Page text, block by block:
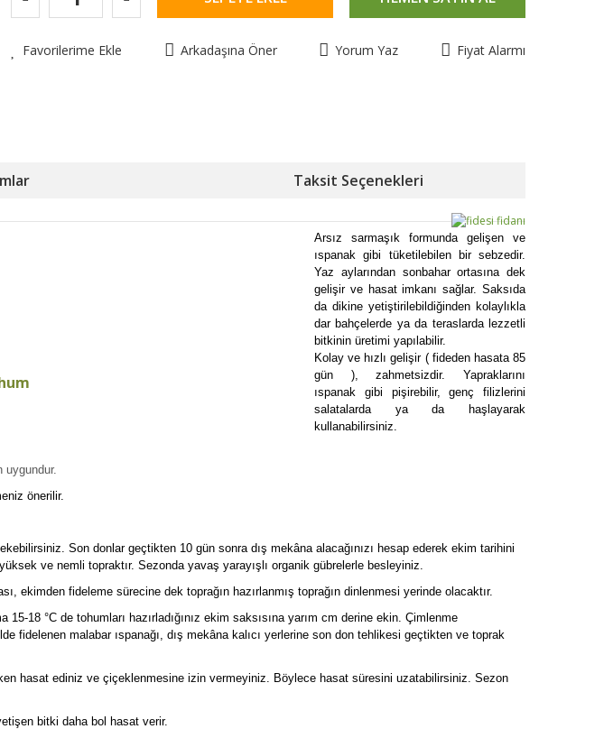
Favorilerime Ekle Arkadaşına Öner Yorum Yaz Fiyat Alarmı
Taksit Seçenekleri
Arsız sarmaşık formunda gelişen ve
ıspanak gibi tüketilebilen bir sebzedir.
Yaz aylarından sonbahar ortasına dek
gelişir ve hasat imkanı sağlar. Saksıda
da dikine yetiştirilebildiğinden kolaylıkla
dar bahçelerde ya da teraslarda lezzetli
bitkinin üretimi yapılabilir.
Kolay ve hızlı gelişir ( fideden hasata 85
gün ), zahmetsizdir. Yapraklarını
ıspanak gibi pişirebilir, genç filizlerini
salatalarda ya da haşlayarak
kullanabilirsiniz.
önerilir.
Son donlar geçtikten 10 gün sonra dış mekâna alacağınızı hesap ederek ekim tarihini
ve nemli topraktır. Sezonda yavaş yarayışlı organik gübrelerle besleyiniz.
ekimden fideleme sürecine dek toprağın hazırlanmış toprağın dinlenmesi yerinde olacaktır.
18 °C de tohumları hazırladığınız ekim saksısına yarım cm derine ekin. Çimlenme
fidelenen malabar ıspanağı, dış mekâna kalıcı yerlerine son don tehlikesi geçtikten ve toprak
hasat ediniz ve çiçeklenmesine izin vermeyiniz. Böylece hasat süresini uzatabilirsiniz. Sezon
bitki daha bol hasat verir.